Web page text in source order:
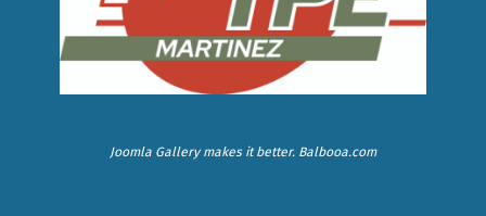
Joomla Gallerymakes it better. Balbooa.com